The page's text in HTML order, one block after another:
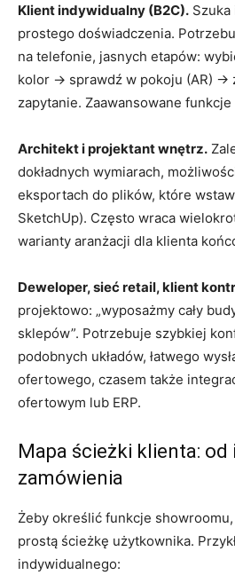
Klient indywidualny (B2C).
prostego doświadczenia.
na telefonie, jasnych etapów:
kolor → sprawdź w pokoju (AR) →
zapytanie. Zaawansowane funkcje
Architekt i projektant wnętrz.
dokładnych wymiarach,
eksportach do plików, które
SketchUp). Często wraca
warianty aranżacji dla klienta
Deweloper, sieć retail, klient
projektowo: „wyposażmy cały
sklepów”. Potrzebuje szybkiej
podobnych układów, łatwego
ofertowego, czasem także
ofertowym lub ERP.
Mapa ścieżki klienta: od
zamówienia
Żeby określić funkcje
prostą ścieżkę użytkownika.
indywidualnego: